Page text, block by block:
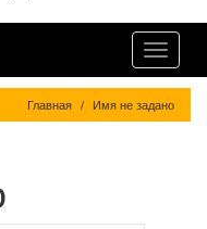
Главная Имя не задано